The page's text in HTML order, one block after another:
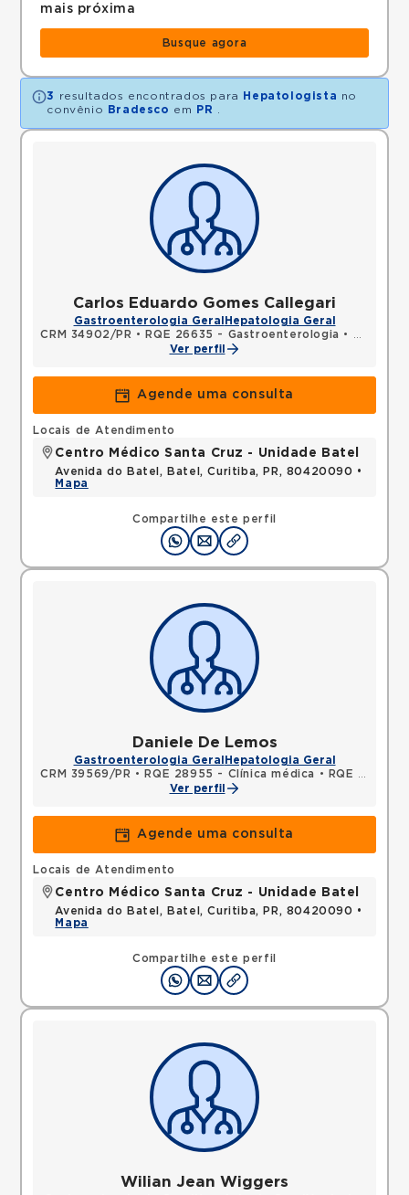
mais próxima
Busque agora
3 resultados encontrados para Hepatologista no
convênio
Bradesco em PR
Carlos Eduardo Gomes Callegari
Gastroenterologia Geral Hepatologia Geral
CRM 34902/PR • RQE 26635 - Gastroenterologia •
Ver perfil
Agende uma consulta
Compartilhe este perfil
Locais de Atendimento
Centro Médico Santa Cruz - Unidade Batel
Avenida do Batel, Batel, Curitiba, PR, 80420090 •
Mapa
Daniele De Lemos
Gastroenterologia Geral Hepatologia Geral
CRM 39569/PR • RQE 28955 - Clínica médica •
RQE 30670 - Gastroenterologia
Ver perfil
Agende uma consulta
Compartilhe este perfil
Locais de Atendimento
Centro Médico Santa Cruz - Unidade Batel
Avenida do Batel, Batel, Curitiba, PR, 80420090 •
Mapa
Wilian Jean Wiggers